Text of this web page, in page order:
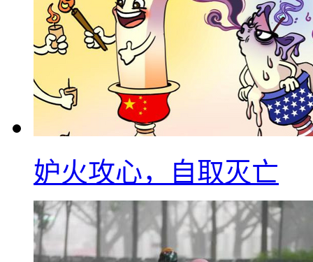
妒火攻心，自取灭亡